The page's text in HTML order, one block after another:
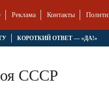
Реклама Контакты
КОРОТКИЙ ОТВЕТ — «ДА!»
СССР